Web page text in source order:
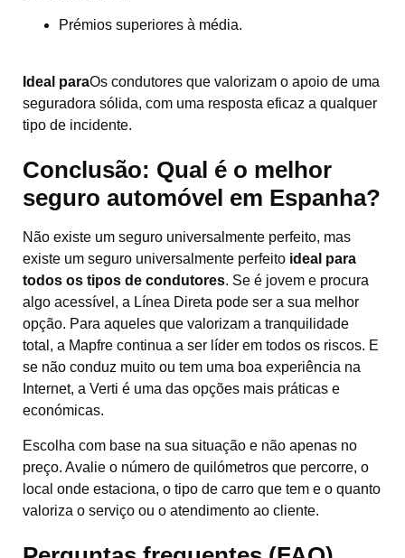
Prémios superiores à média.
Ideal paraOs condutores que valorizam o apoio de uma
seguradora sólida, com uma resposta eficaz a qualquer
tipo de incidente.
Conclusão: Qual é o melhor
seguro automóvel em Espanha?
Não existe um seguro universalmente perfeito, mas
existe um seguro universalmente perfeito ideal para
todos os tipos de condutores. Se é jovem e procura
algo acessível, a Línea Direta pode ser a sua melhor
opção. Para aqueles que valorizam a tranquilidade
total, a Mapfre continua a ser líder em todos os riscos. E
se não conduz muito ou tem uma boa experiência na
Internet, a Verti é uma das opções mais práticas e
económicas.
Escolha com base na sua situação e não apenas no
preço. Avalie o número de quilómetros que percorre, o
local onde estaciona, o tipo de carro que tem e o quanto
valoriza o serviço ou o atendimento ao cliente.